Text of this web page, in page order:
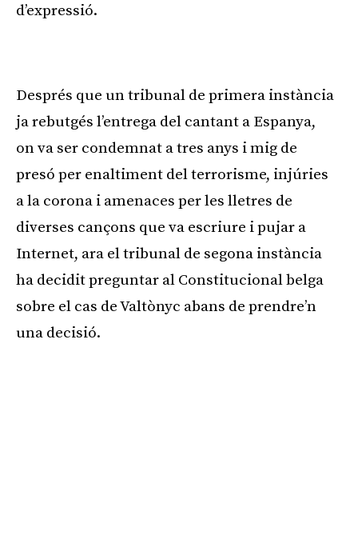
d’expressió.
Després que un tribunal de primera instància
ja rebutgés l’entrega del cantant a Espanya,
on va ser condemnat a tres anys i mig de
presó per enaltiment del terrorisme, injúries
a la corona i amenaces per les lletres de
diverses cançons que va escriure i pujar a
Internet, ara el tribunal de segona instància
ha decidit preguntar al Constitucional belga
sobre el cas de Valtònyc abans de prendre’n
una decisió.